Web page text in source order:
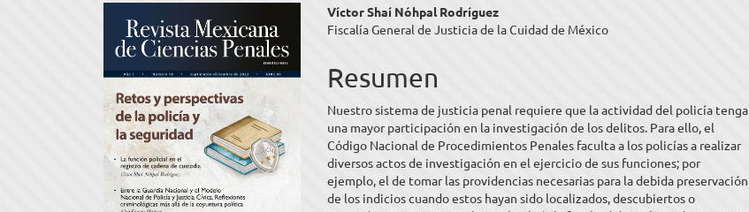
Barra
lateral
del
artículo
Contenido
del
artículo
Víctor Shaí Nóhpal Rodríguez
Fiscalía General de Justicia de la Cuidad de México
Resumen
Nuestro sistema de justicia penal requiere que la actividad del policía tenga
una mayor participación en la investigación de los delitos. Para ello, el
Código Nacional de Procedimientos Penales faculta a los policías a realizar
diversos actos de investigación en el ejercicio de sus funciones; por
ejemplo, el de tomar las providencias necesarias para la debida preservación
de los indicios cuando estos hayan sido localizados, descubiertos o